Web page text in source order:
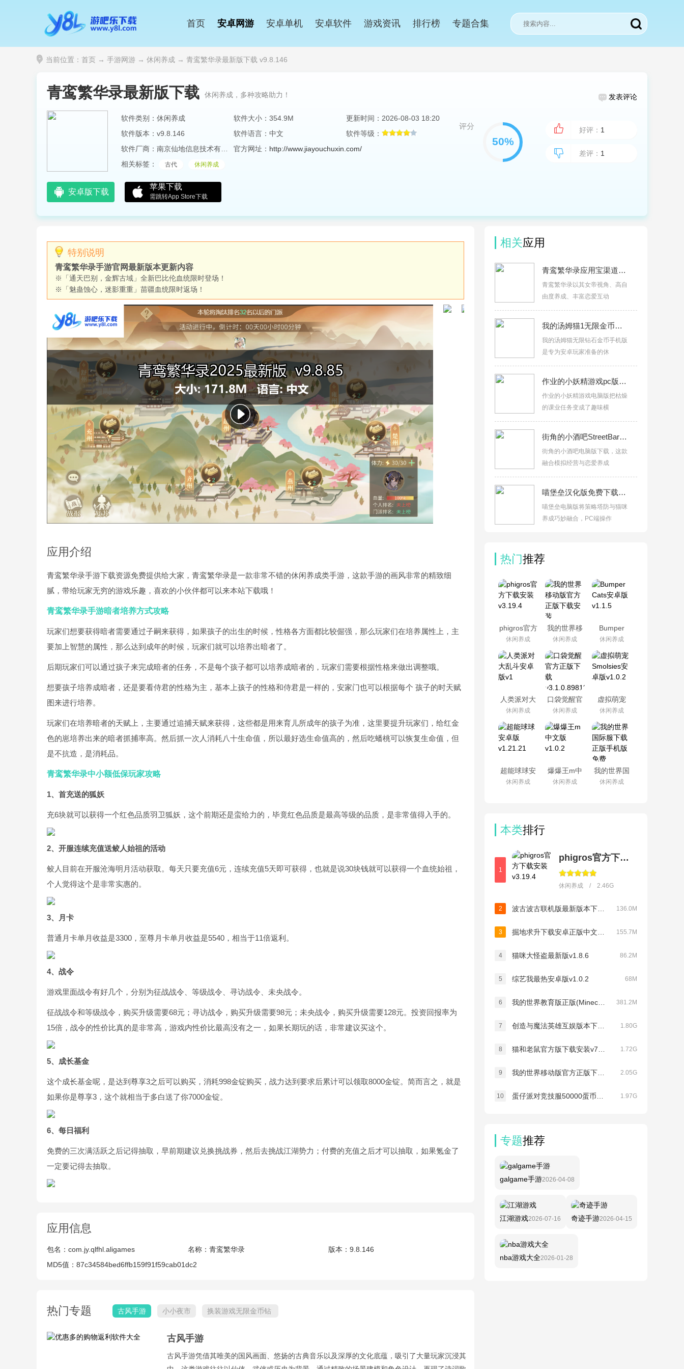
首页 安卓网游 安卓单机 安卓软件 游戏资讯 排行榜 专题合集
当前位置： 首页 → 手游网游 → 休闲养成 → 青鸾繁华录最新版下载 v9.8.146
青鸾繁华录最新版下载 休闲养成，多种攻略助力！ 发表评论
软件类别：休闲养成 软件大小：354.9M
更新时间：2026-08-03 18:20
软件版本：v9.8.146
软件语言：中文
软件等级：
官方网址： http://www.jiayouchuxin.com/
相关标签：
古代 休闲养成
评分 好评： 1
差评： 1
安卓版下载
苹果下载
需跳转App Store下载
青鸾繁华录手游官网最新版本更新内容
※「通天巴别，金辉古域」全新巴比伦血统限时登场！
※「魅蛊蚀心，迷影重重」苗疆血统限时返场！
特别说明
应用介绍
青鸾繁华录手游下载资源免费提供给大家，青鸾繁华录是一款非常不错的休闲养成类手游，这款手游的画风非常的精致细
腻，带给玩家无穷的游戏乐趣，喜欢的小伙伴都可以来本站下载哦！
青鸾繁华录手游暗者培养方式攻略
玩家们想要获得暗者需要通过子嗣来获得，如果孩子的出生的时候，性格各方面都比较倔强，那么玩家们在培养属性上，主
要加上智慧的属性，那么达到成年的时候，玩家们就可以培养出暗者了。
后期玩家们可以通过孩子来完成暗者的任务，不是每个孩子都可以培养成暗者的，玩家们需要根据性格来做出调整哦。
想要孩子培养成暗者，还是要看侍君的性格为主，基本上孩子的性格和侍君是一样的，安家门也可以根据每个 孩子的时天赋
图来进行培养。
玩家们在培养暗者的天赋上，主要通过追捕天赋来获得，这些都是用来育儿所成年的孩子为准，这里要提升玩家们，给红金
色的崽培养出来的暗者抓捕率高。然后抓一次人消耗八十生命值，所以最好选生命值高的，然后吃蟠桃可以恢复生命值，但
是不抗造，是消耗品。
青鸾繁华录中小额低保玩家攻略
1、首充送的狐妖
充6块就可以获得一个红色品质羽卫狐妖，这个前期还是蛮给力的，毕竟红色品质是最高等级的品质，是非常值得入手的。
2、开服连续充值送鲛人始祖的活动
鲛人目前在开服沧海明月活动获取。每天只要充值6元，连续充值5天即可获得，也就是说30块钱就可以获得一个血统始祖，
个人觉得这个是非常实惠的。
3、月卡
普通月卡单月收益是3300，至尊月卡单月收益是5540，相当于11倍返利。
4、战令
游戏里面战令有好几个，分别为征战战令、等级战令、寻访战令、未央战令。
征战战令和等级战令，购买升级需要68元；寻访战令，购买升级需要98元；未央战令，购买升级需要128元。投资回报率为
15倍，战令的性价比真的是非常高，游戏内性价比最高没有之一，如果长期玩的话，非常建议买这个。
5、成长基金
这个成长基金呢，是达到尊享3之后可以购买，消耗998金锭购买，战力达到要求后累计可以领取8000金锭。简而言之，就是
如果你是尊享3，这个就相当于多白送了你7000金锭。
6、每日福利
免费的三次满活跃之后记得抽取，早前期建议兑换挑战券，然后去挑战江湖势力；付费的充值之后才可以抽取，如果氪金了
一定要记得去抽取。
应用信息
包名： com.jy.qlfhl.aligames 名称： 青鸾繁华录 版本：9.8.146
MD5值： 87c34584bed6ffb159f91f59cab01dc2
热门专题 古风手游 小小夜市
换装游戏无限金币钻
古风手游
古风手游凭借其唯美的国风画面、悠扬的古典音乐以及深厚的文化底蕴，吸引了大量玩家沉浸其
相关应用
青鸾繁华录应用宝渠道服v9.8.129
青鸾繁华录以其女帝视角、高自
由度养成、丰富恋爱互动
我的汤姆猫1无限金币无限钻石国际服下载v26.4.1.9172最新版
我的汤姆猫无限钻石金币手机版
是专为安卓玩家准备的休
作业的小妖精游戏pc版下载v3.2.8游戏版
作业的小妖精游戏电脑版把枯燥
的课业任务变成了趣味横
街角的小酒吧StreetBar电脑版下载v2.4.1 官方版
街角的小酒吧电脑版下载，这款
融合模拟经营与恋爱养成
喵堡垒汉化版免费下载v2.3.1官方版
喵堡垒电脑版将策略塔防与猫咪
养成巧妙融合，PC端操作
热门推荐
phigros官方
下载安装
v3.19.4
休闲养成
我的世界移
动版官方正
版下载安装
v3.8.25.293531
休闲养成
Bumper
Cats安卓版
v1.1.5
休闲养成
人类派对大
乱斗安卓版
v1
休闲养成
口袋觉醒官
方正版下载
v3.1.0.89811
休闲养成
虚拟萌宠
Smolsies安
卓版v1.0.2
休闲养成
超能球球安
卓版
v1.21.21
休闲养成
爆爆王m中
文版v1.0.2
休闲养成
我的世界国
际服下载正
版手机版免
休闲养成
本类排行
1
phigros官方下载安装
休闲养成 / 2.46G
2 136.0M
3 155.7M
4 猫咪大怪盗最新版v1.8.6 86.2M
5 综艺我最热安卓版v1.0.2 68M
6 381.2M
7 1.80G
8 1.72G
9 2.05G
10 1.97G
专题推荐
galgame手游2026-04-08
江湖游戏2026-07-16 奇迹手游2026-04-15
nba游戏大全2026-01-28